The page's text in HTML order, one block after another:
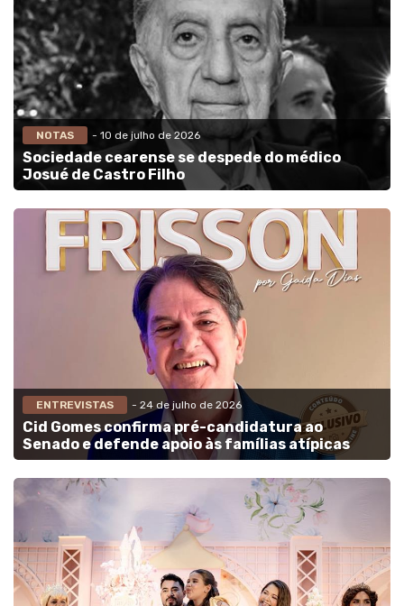
NOTAS - 10 de julho de 2026
Sociedade cearense se despede do médico
Josué de Castro Filho
ENTREVISTAS - 24 de julho de 2026
Cid Gomes confirma pré-candidatura ao
Senado e defende apoio às famílias atípicas